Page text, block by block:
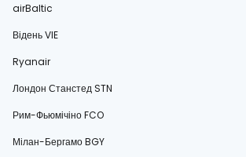
airBaltic
Відень VIE
Ryanair
Лондон Станстед STN
Рим-Фьюмічіно FCO
Мілан-Бергамо BGY